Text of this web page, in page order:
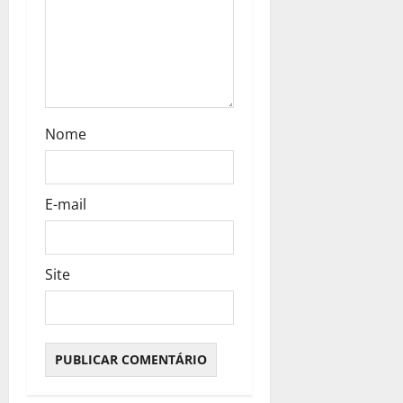
Nome
E-mail
Site